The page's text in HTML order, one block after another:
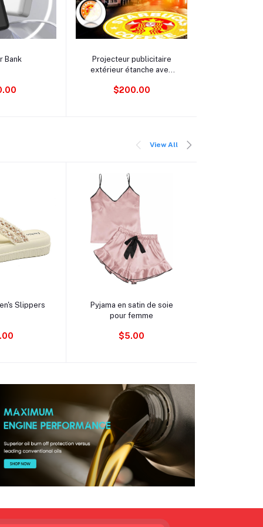
panier
Bank Ajouter au panier
Projecteur publicitaire
extérieur étanche avec
personnalisé, projecteur
$200.00
View All
panier
Slippers Ajouter au panier
Pyjama en satin de soie
pour femme
$5.00